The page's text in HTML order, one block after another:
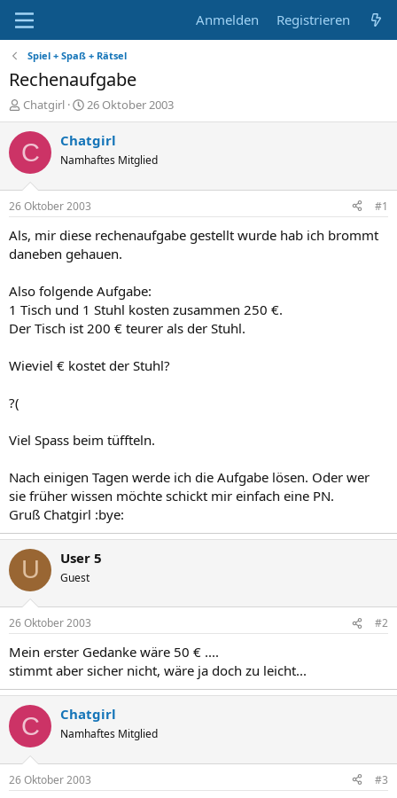
Anmelden Registrieren
Spiel + Spaß + Rätsel
Rechenaufgabe
E
r
s
t
e
r
Chatgirl
E
r
s
e
l
t
a
26 Oktober 2003
C Chatgirl
Namhaftes Mitglied
26 Oktober 2003 #1
Als, mir diese rechenaufgabe gestellt wurde hab ich brommt
daneben gehauen.
Also folgende Aufgabe:
1 Tisch und 1 Stuhl kosten zusammen 250 €.
Der Tisch ist 200 € teurer als der Stuhl.
Wieviel € kostet der Stuhl?
?(
Viel Spass beim tüffteln.
Nach einigen Tagen werde ich die Aufgabe lösen. Oder wer
sie früher wissen möchte schickt mir einfach eine PN.
Gruß Chatgirl :bye:
U User 5
Guest
26 Oktober 2003 #2
Mein erster Gedanke wäre 50 € ....
stimmt aber sicher nicht, wäre ja doch zu leicht...
C Chatgirl
Namhaftes Mitglied
26 Oktober 2003 #3